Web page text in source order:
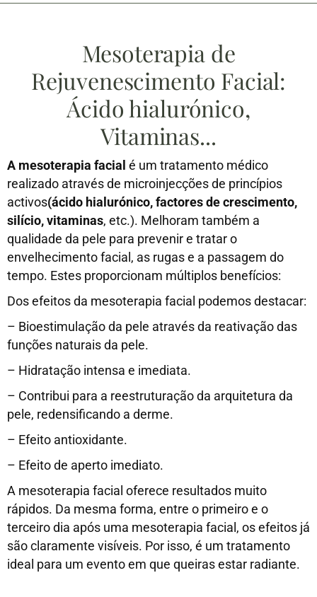
Mesoterapia de
Rejuvenescimento Facial:
Ácido hialurónico,
Vitaminas...
A mesoterapia facial é um tratamento médico
realizado através de microinjecções de princípios
activos(ácido hialurónico, factores de crescimento,
silício, vitaminas, etc.). Melhoram também a
qualidade da pele para prevenir e tratar o
envelhecimento facial, as rugas e a passagem do
tempo. Estes proporcionam múltiplos benefícios:
Dos efeitos da mesoterapia facial podemos destacar:
– Bioestimulação da pele através da reativação das
funções naturais da pele.
– Hidratação intensa e imediata.
– Contribui para a reestruturação da arquitetura da
pele, redensificando a derme.
– Efeito antioxidante.
– Efeito de aperto imediato.
A mesoterapia facial oferece resultados muito
rápidos. Da mesma forma, entre o primeiro e o
terceiro dia após uma mesoterapia facial, os efeitos já
são claramente visíveis. Por isso, é um tratamento
ideal para um evento em que queiras estar radiante.